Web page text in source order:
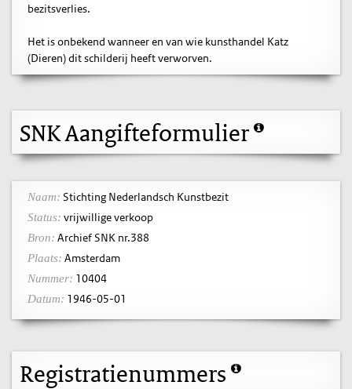
bezitsverlies.
Het is onbekend wanneer en van wie kunsthandel Katz
(Dieren) dit schilderij heeft verworven.
SNK Aangifteformulier
Naam: Stichting Nederlandsch Kunstbezit
Status: vrijwillige verkoop
Bron: Archief SNK nr.388
Plaats: Amsterdam
Nummer: 10404
Datum: 1946-05-01
Registratienummers